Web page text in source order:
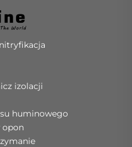
izolacji
huminowego
opon